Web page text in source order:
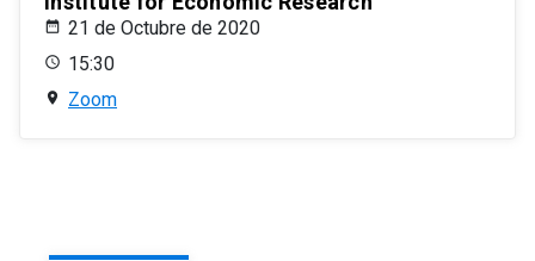
21 de Octubre de 2020
15:30
Zoom